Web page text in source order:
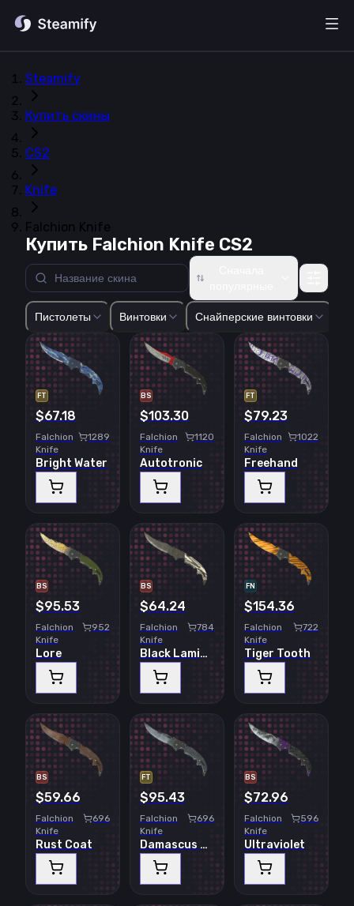
Steamify
Купить скины
CS2
Knife
Falchion Knife
Купить Falchion Knife CS2
Пистолеты Винтовки Снайперские винтовки
Glock-18USP-SP2000P250Five-SeveNTec-9CZ75-Auto
FT
$67.18
Falchion
Knife
1289
Bright Water
BS
$103.30
Falchion
Knife
1120
Autotronic
FT
$79.23
Falchion
Knife
1022
Freehand
BS
$95.53
Falchion
Knife
952
Lore
BS
$64.24
Falchion
Knife
784
Black Laminate
FN
$154.36
Falchion
Knife
722
Tiger Tooth
BS
$59.66
Falchion
Knife
696
Rust Coat
FT
$95.43
Falchion
Knife
696
Damascus Steel
BS
$72.96
Falchion
Knife
596
Ultraviolet